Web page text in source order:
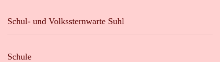
Schul- und Volkssternwarte Suhl
Schule